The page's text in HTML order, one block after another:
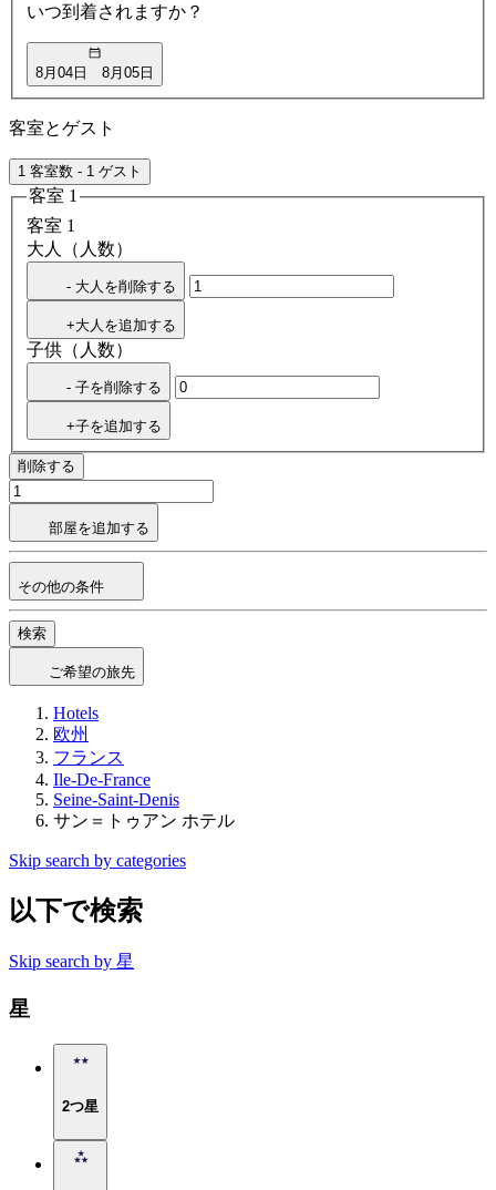
いつ到着されますか？
8月04日 8月05日
客室とゲスト
1 客室数 - 1 ゲスト
客室 1
客室 1
大人（人数）
- 大人を削除する
+大人を追加する
子供（人数）
- 子を削除する
+子を追加する
削除する
部屋を追加する
その他の条件
検索
ご希望の旅先
Hotels
欧州
フランス
Ile-De-France
Seine-Saint-Denis
サン＝トゥアン ホテル
Skip search by categories
以下で検索
Skip search by 星
星
2つ星